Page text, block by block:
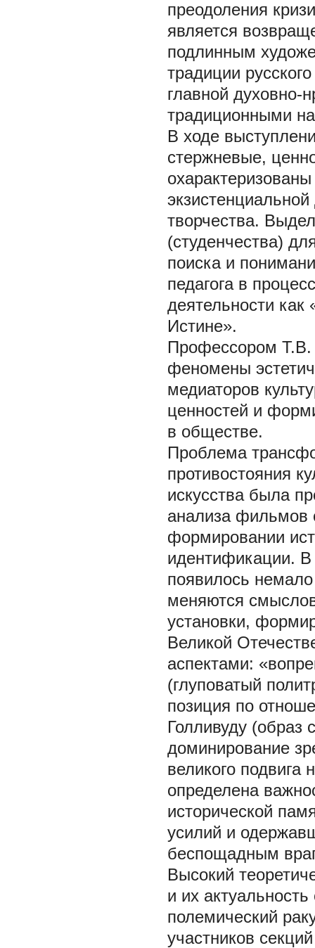
преодоления
является
подлинным
традиции
главной духовно-
традиционными
В ходе
стержневые,
творчества.
(студенчества)
поиска и
педагога в
деятельности как
Истине».
Профессором Т.В.
феномены
медиаторов
ценностей и
в обществе.
Проблема
противостояния
искусства была
анализа фильмов
формировании
идентификации. В
появилось
меняются
установки,
Великой
аспектами:
(глуповатый
позиция по
Голливуду (образ
доминирование
великого
определена
исторической
усилий и
беспощадным
Высокий
и их
полемический
участников